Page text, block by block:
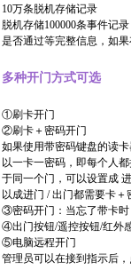
10万条脱机存储记录
脱机存储100000条事件记
是否通过等完整信息，如
多种开门方式可选
①刷卡开门
②刷卡＋密码开门
如果使用带密码键盘的读
以一卡一密码，即每个人
于同一个门，可以设置成
以成进门 / 出门都需要卡
③密码开门：当忘了带卡时
④出门按钮/遥控按钮/红外
⑤电脑远程开门
管理员可以在接到指示后